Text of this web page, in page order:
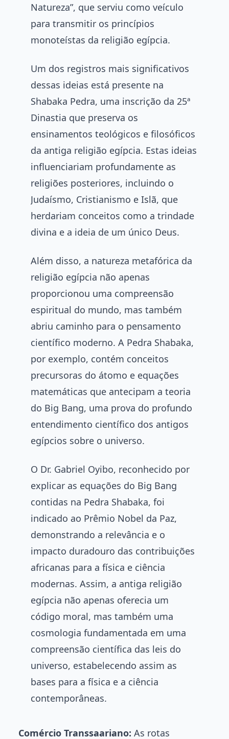
Natureza”, que serviu como veículo
para transmitir os princípios
monoteístas da religião egípcia.
Um dos registros mais significativos
dessas ideias está presente na
Shabaka Pedra, uma inscrição da 25ª
Dinastia que preserva os
ensinamentos teológicos e filosóficos
da antiga religião egípcia. Estas ideias
influenciariam profundamente as
religiões posteriores, incluindo o
Judaísmo, Cristianismo e Islã, que
herdariam conceitos como a trindade
divina e a ideia de um único Deus.
Além disso, a natureza metafórica da
religião egípcia não apenas
proporcionou uma compreensão
espiritual do mundo, mas também
abriu caminho para o pensamento
científico moderno. A Pedra Shabaka,
por exemplo, contém conceitos
precursoras do átomo e equações
matemáticas que antecipam a teoria
do Big Bang, uma prova do profundo
entendimento científico dos antigos
egípcios sobre o universo.
O Dr. Gabriel Oyibo, reconhecido por
explicar as equações do Big Bang
contidas na Pedra Shabaka, foi
indicado ao Prêmio Nobel da Paz,
demonstrando a relevância e o
impacto duradouro das contribuições
africanas para a física e ciência
modernas. Assim, a antiga religião
egípcia não apenas oferecia um
código moral, mas também uma
cosmologia fundamentada em uma
compreensão científica das leis do
universo, estabelecendo assim as
bases para a física e a ciência
contemporâneas.
Comércio Transsaariano: As rotas